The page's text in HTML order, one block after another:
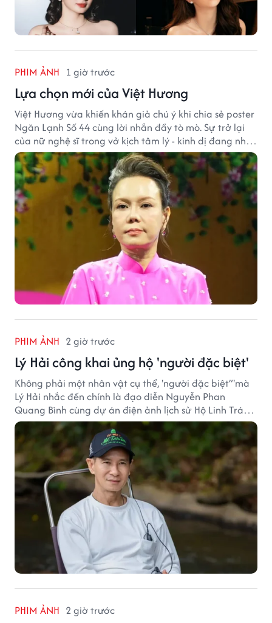
PHIM ẢNH 1 giờ trước
Lựa chọn mới của Việt Hương
Việt Hương vừa khiến khán giả chú ý khi chia sẻ poster
Ngăn Lạnh Số 44 cùng lời nhắn đầy tò mò. Sự trở lại
của nữ nghệ sĩ trong vở kịch tâm lý - kinh dị đang nhận
được nhiều quan tâm từ công chúng.
PHIM ẢNH 2 giờ trước
Lý Hải công khai ủng hộ 'người đặc biệt'
Không phải một nhân vật cụ thể, 'người đặc biệt”'mà
Lý Hải nhắc đến chính là đạo diễn Nguyễn Phan
Quang Bình cùng dự án điện ảnh lịch sử Hộ Linh Tráng
Sĩ: Bí Ẩn Mộ Vua Đinh.
PHIM ẢNH 2 giờ trước